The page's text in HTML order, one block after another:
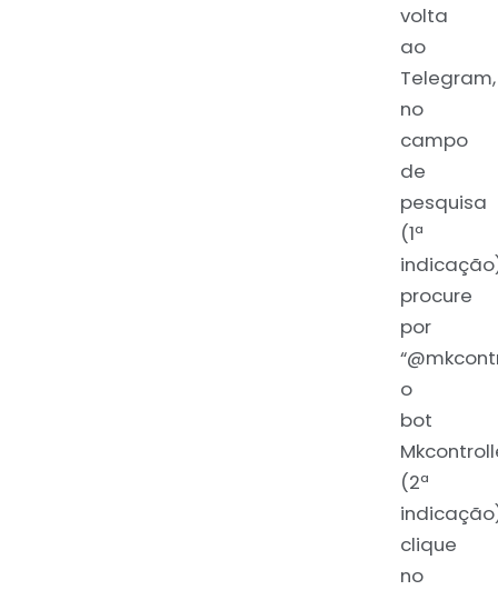
volta
ao
Telegram,
no
campo
de
pesquisa
(1ª
procure
por
o
bot
(2ª
clique
no